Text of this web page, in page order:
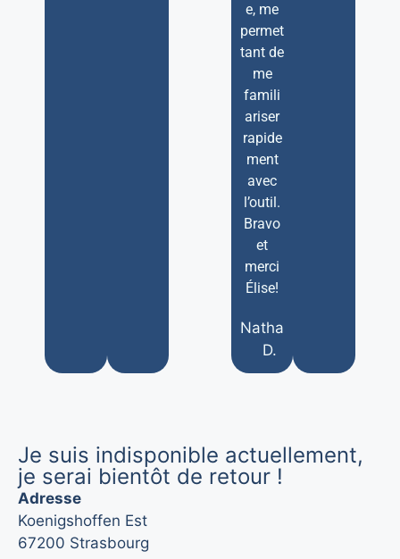
e, me
permet
tant de
me
famili
ariser
rapide
ment
avec
l’outil.
Bravo
et
merci
Élise!
Nathalie
D.
Je suis indisponible actuellement,
je serai bientôt de retour !
Adresse
Koenigshoffen Est
67200 Strasbourg